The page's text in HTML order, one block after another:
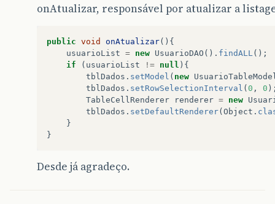
onAtualizar, responsável por atualizar a
public void onAtualizar(){
usuarioList = new UsuarioDAO (). findALL();
if
( usuarioList != null ){
tblDados . setModel ( new
tblDados . setRowSelectionInterval ( 0 , 0
TableCellRenderer
renderer = new
tblDados . setDefaultRenderer( Object .
}
}
Desde já agradeço.